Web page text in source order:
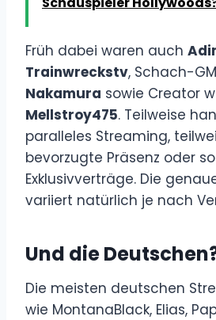
Früh dabei waren auch
Trainwreckstv, Schach-GM
Nakamura sowie Creator
Mellstroy475. Teilweise
paralleles Streaming,
bevorzugte Präsenz oder
Exklusivverträge. Die
variiert natürlich je nach
Und die
Die meisten deutschen
wie MontanaBlack, Elias,